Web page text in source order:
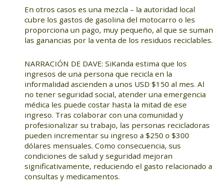
En otros casos es una mezcla – la autoridad local
cubre los gastos de gasolina del motocarro o les
proporciona un pago, muy pequeño, al que se suman
las ganancias por la venta de los residuos reciclables.
NARRACIÓN DE DAVE: SiKanda estima que los
ingresos de una persona que recicla en la
informalidad ascienden a unos USD $150 al mes. Al
no tener seguridad social, atender una emergencia
médica les puede costar hasta la mitad de ese
ingreso. Tras colaborar con una comunidad y
profesionalizar su trabajo, las personas recicladoras
pueden incrementar su ingreso a $250 o $300
dólares mensuales. Como consecuencia, sus
condiciones de salud y seguridad mejoran
significativamente, reduciendo el gasto relacionado a
consultas y medicamentos.